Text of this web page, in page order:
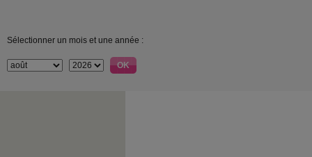
Sélectionner un mois et une année :